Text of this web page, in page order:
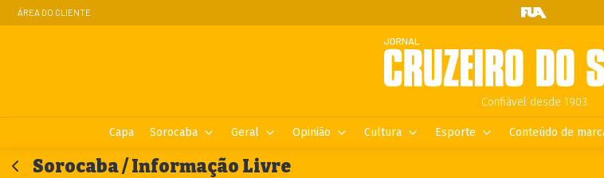
ÁREA DO CLIENTE
Confiável desde 1903.
Capa Sorocaba Geral Opinião Cultura Esporte Conteúdo de
Sorocaba / Informação Livre